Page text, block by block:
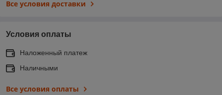
Все условия доставки
Условия оплаты
Наложенный платеж
Наличными
Все условия оплаты